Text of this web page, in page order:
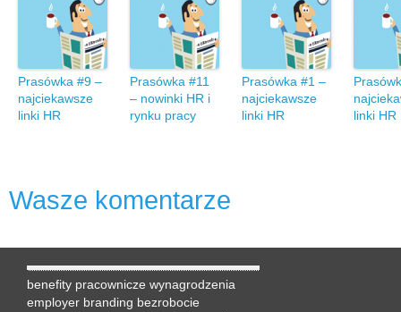
Prasówka #9 –
najciekawsze
linki HR
Prasówka #11
– nowinki HR i
rynku pracy
Prasówka #1 –
najciekawsze
linki HR
linki HR
Wasze komentarze
benefity pracownicze wynagrodzenia
employer branding bezrobocie